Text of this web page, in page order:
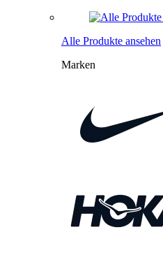
Alle Produkte ansehen
Marken